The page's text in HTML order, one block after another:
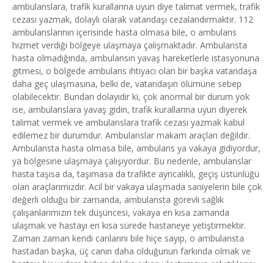
ambulanslara, trafik kurallarına uyun diye talimat vermek, trafik
cezası yazmak, dolaylı olarak vatandaşı cezalandırmaktır. 112
ambulanslarının içerisinde hasta olmasa bile, o ambulans
hizmet verdiği bölgeye ulaşmaya çalışmaktadır. Ambulansta
hasta olmadığında, ambulansın yavaş hareketlerle istasyonuna
gitmesi, o bölgede ambulans ihtiyacı olan bir başka vatandaşa
daha geç ulaşmasına, belki de, vatandaşın ölümüne sebep
olabilecektir. Bundan dolayıdır ki, çok anormal bir durum yok
ise, ambulanslara yavaş gidin, trafik kurallarına uyun diyerek
talimat vermek ve ambulanslara trafik cezası yazmak kabul
edilemez bir durumdur. Ambulanslar makam araçları değildir.
Ambulansta hasta olmasa bile, ambulans ya vakaya gidiyordur,
ya bölgesine ulaşmaya çalışıyordur. Bu nedenle, ambulanslar
hasta taşısa da, taşımasa da trafikte ayrıcalıklı, geçiş üstünlüğü
olan araçlarımızdır. Acil bir vakaya ulaşmada saniyelerin bile çok
değerli olduğu bir zamanda, ambulansta görevli sağlık
çalışanlarımızın tek düşüncesi, vakaya en kısa zamanda
ulaşmak ve hastayı en kısa sürede hastaneye yetiştirmektir.
Zaman zaman kendi canlarını bile hiçe sayıp, o ambulansta
hastadan başka, üç canın daha olduğunun farkında olmak ve